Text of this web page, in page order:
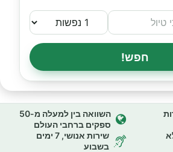
חפש!
השוואה בין למעלה מ-50
ספקים ברחבי העולם
שירות אנושי, 7 ימים
בשבוע